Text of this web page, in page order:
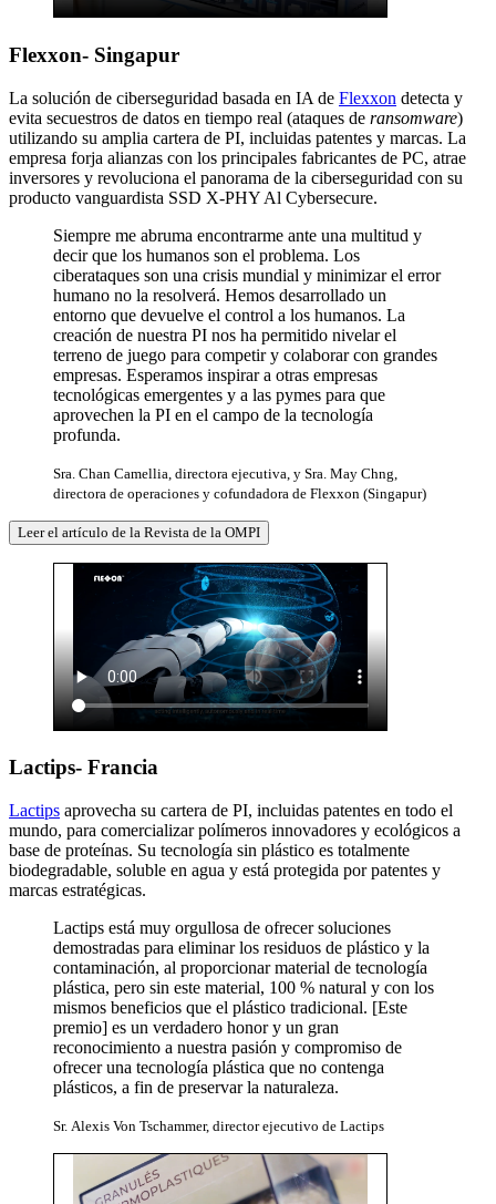
Flexxon- Singapur
La solución de ciberseguridad basada en IA de Flexxon detecta y
evita secuestros de datos en tiempo real (ataques de ransomware)
utilizando su amplia cartera de PI, incluidas patentes y marcas. La
empresa forja alianzas con los principales fabricantes de PC, atrae
inversores y revoluciona el panorama de la ciberseguridad con su
producto vanguardista SSD X-PHY Al Cybersecure.
Siempre me abruma encontrarme ante una multitud y
decir que los humanos son el problema. Los
ciberataques son una crisis mundial y minimizar el error
humano no la resolverá. Hemos desarrollado un
entorno que devuelve el control a los humanos. La
creación de nuestra PI nos ha permitido nivelar el
terreno de juego para competir y colaborar con grandes
empresas. Esperamos inspirar a otras empresas
tecnológicas emergentes y a las pymes para que
aprovechen la PI en el campo de la tecnología
profunda.
Sra. Chan Camellia, directora ejecutiva, y Sra. May Chng,
directora de operaciones y cofundadora de Flexxon (Singapur)
Leer el artículo de la Revista de la OMPI
Lactips- Francia
Lactips aprovecha su cartera de PI, incluidas patentes en todo el
mundo, para comercializar polímeros innovadores y ecológicos a
base de proteínas. Su tecnología sin plástico es totalmente
biodegradable, soluble en agua y está protegida por patentes y
marcas estratégicas.
Lactips está muy orgullosa de ofrecer soluciones
demostradas para eliminar los residuos de plástico y la
contaminación, al proporcionar material de tecnología
plástica, pero sin este material, 100 % natural y con los
mismos beneficios que el plástico tradicional. [Este
premio] es un verdadero honor y un gran
reconocimiento a nuestra pasión y compromiso de
ofrecer una tecnología plástica que no contenga
plásticos, a fin de preservar la naturaleza.
Sr. Alexis Von Tschammer, director ejecutivo de Lactips